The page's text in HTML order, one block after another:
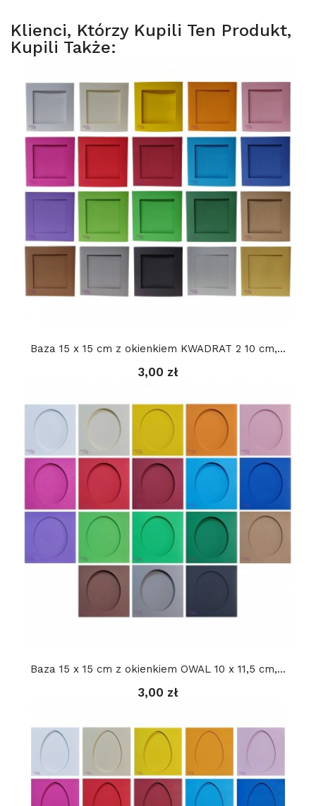
Klienci, Którzy Kupili Ten Produkt,
Kupili Także:
Baza 15 x 15 cm z okienkiem KWADRAT 2 10 cm,...
3,00 zł
Baza 15 x 15 cm z okienkiem OWAL 10 x 11,5 cm,...
3,00 zł